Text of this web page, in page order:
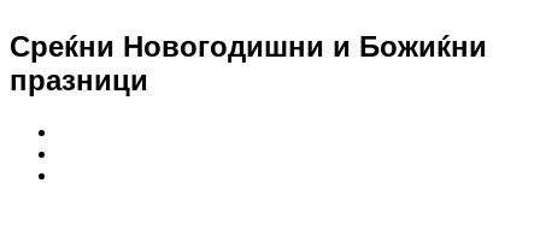
Среќни Новогодишни и Божиќни
празници